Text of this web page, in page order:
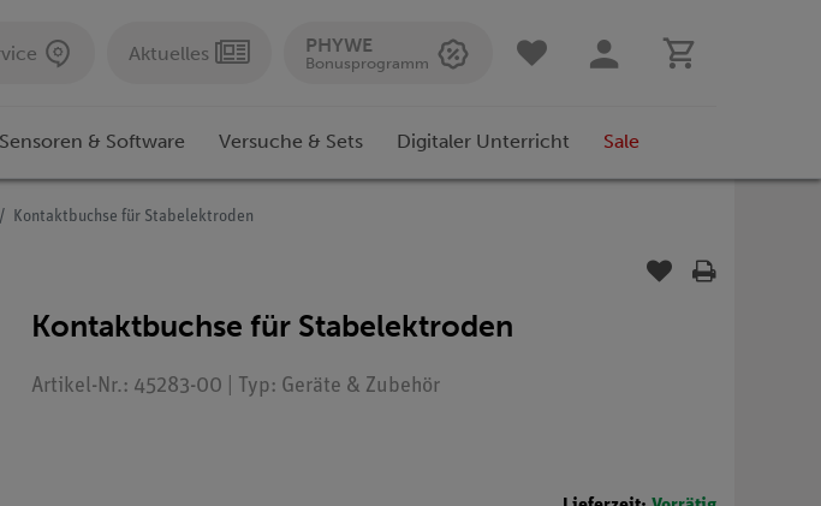
Aktuelles PHYWE
Bonusprogramm
Sensoren & Software Versuche & Sets Digitaler Unterricht Sale
Kontaktbuchse für Stabelektroden
Kontaktbuchse für Stabelektroden
Artikel-Nr.: 45283-00 | Typ: Geräte & Zubehör